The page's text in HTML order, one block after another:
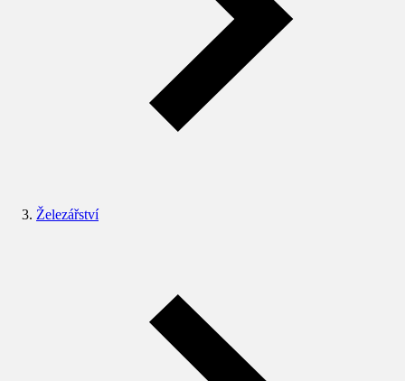
Železářství